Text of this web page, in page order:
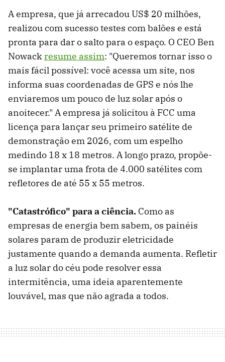
A empresa, que já arrecadou US$ 20 milhões,
realizou com sucesso testes com balões e está
pronta para dar o salto para o espaço. O CEO Ben
Nowackresume assim: "Queremos tornar isso o
mais fácil possível: você acessa um site, nos
informa suas coordenadas de GPS e nós lhe
enviaremos um pouco de luz solar após o
anoitecer." A empresa já solicitou à FCC uma
licença para lançar seu primeiro satélite de
demonstração em 2026, com um espelho
medindo 18 x 18 metros. A longo prazo, propõe-
se implantar uma frota de 4.000 satélites com
refletores de até 55 x 55 metros.
"Catastrófico" para a ciência. Como as
empresas de energia bem sabem, os painéis
solares param de produzir eletricidade
justamente quando a demanda aumenta. Refletir
a luz solar do céu pode resolver essa
intermitência, uma ideia aparentemente
louvável, mas que não agrada a todos.